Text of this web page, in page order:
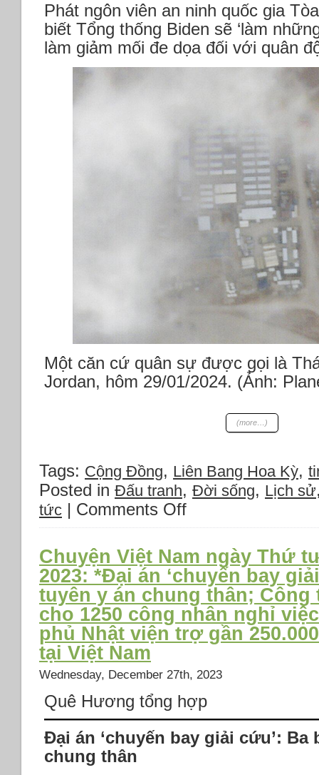
Phát ngôn viên an ninh quốc gia
biết Tổng thống Biden sẽ ‘làm
làm giảm mối đe dọa đối với quân
Một căn cứ quân sự được gọi là
Jordan, hôm 29/01/2024. (Ảnh:
(more…)
Tags: Cộng Đồng, Liên Bang Hoa Kỳ,
Posted in Đấu tranh, Đời sống, Lịch sử
tức | Comments Offon
tư
31
tháng
01
năm
2024:
đáp
vụ
tấn
công
khiến
Chuyện Việt Nam ngày Thứ
2023: *Đại án ‘chuyến bay
tuyên y án chung thân; Công
cho 1250 công nhân nghỉ
phủ Nhật viện trợ gần
tại Việt Nam
Wednesday, December 27th, 2023
Quê Hương tổng hợp
Đại án ‘chuyến bay giải cứu’:
chung thân